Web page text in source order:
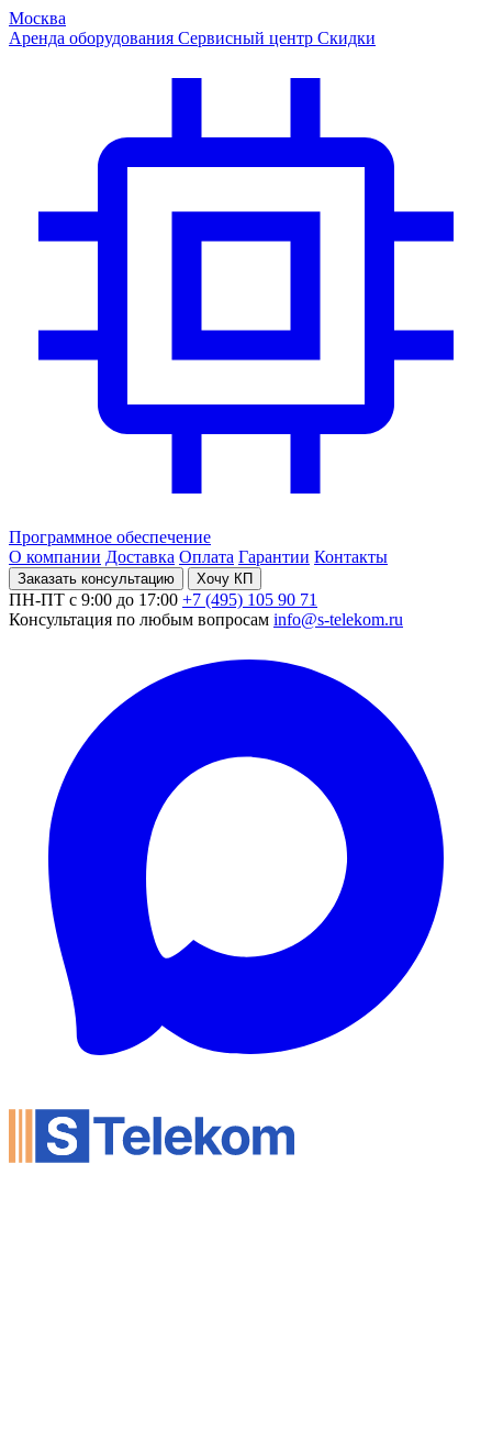
Москва
Аренда оборудования Сервисный центр Скидки
Программное обеспечение
О компании Доставка Оплата Гарантии Контакты
Заказать консультацию Хочу КП
ПН-ПТ с 9:00 до 17:00 +7 (495) 105 90 71
Консультация по любым вопросам info@s-telekom.ru